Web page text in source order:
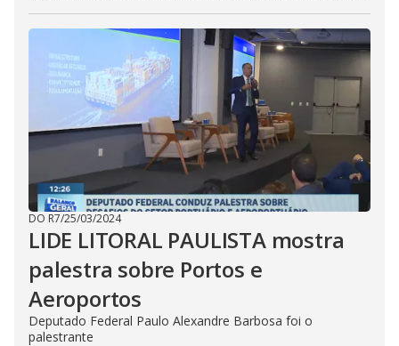
DO R7/25/03/2024
LIDE LITORAL PAULISTA mostra
palestra sobre Portos e
Aeroportos
Deputado Federal Paulo Alexandre Barbosa foi o
palestrante